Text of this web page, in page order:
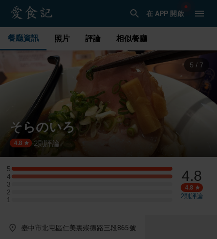
在 APP 開啟
餐廳資訊 照片 評論 相似餐廳
6 / 7
そらのいろ
4.8 ·2 則評論
5
5 星：1 則評論
4
4 星：1 則評論
3
3 星：0 則評論
2
2 星：0 則評論
1
1 星：0 則評論
4.8
4.8
2則評論
臺中市北屯區仁美裏崇德路三段865號